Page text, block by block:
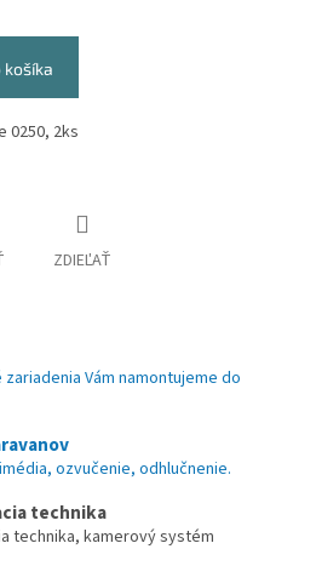
košíka
0250, 2ks
ZDIEĽAŤ
zariadenia Vám namontujeme do
ozvučenie, odhlučnenie.
technika
technika, kamerový systém